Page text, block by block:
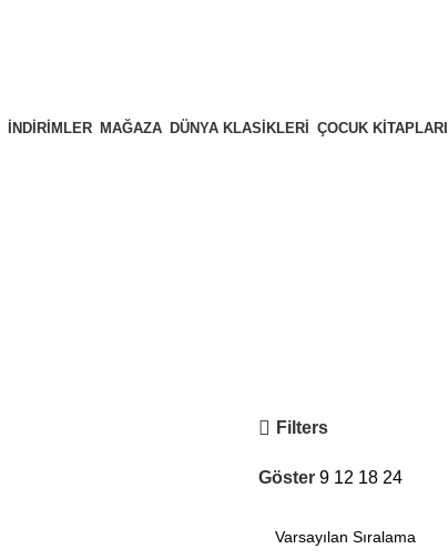
İNDIRIMLER MAĞAZA DÜNYA KLASIKLERI ÇOCUK KITAPLARI
Filters
Göster 9 12 18 24